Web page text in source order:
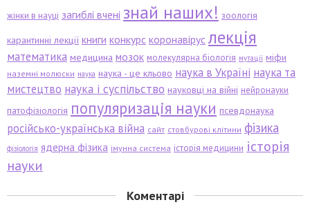
жінки в науці загиблі вчені знай наших! зоологія
карантинні лекції книги конкурс коронавірус лекція
математика медицина мозок молекулярна біологія мутації міфи
наземні молюски наука наука - це кльово наука в Україні наука та
мистецтво наука і суспільство науковці на війні нейронауки
патофізіологія популяризація науки псевдонаука
російсько-українська війна сайт стовбурові клітини фізика
фізіологія ядерна фізика імунна система історія медицини історія
науки
Коментарі